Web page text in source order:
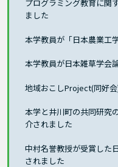
プログラミング教育に関
ました
本学教員が「日本農業工
本学教員が日本雑草学会
地域おこしProject(同好
本学と井川町の共同研究
介されました
中村名誉教授が受賞した
されました